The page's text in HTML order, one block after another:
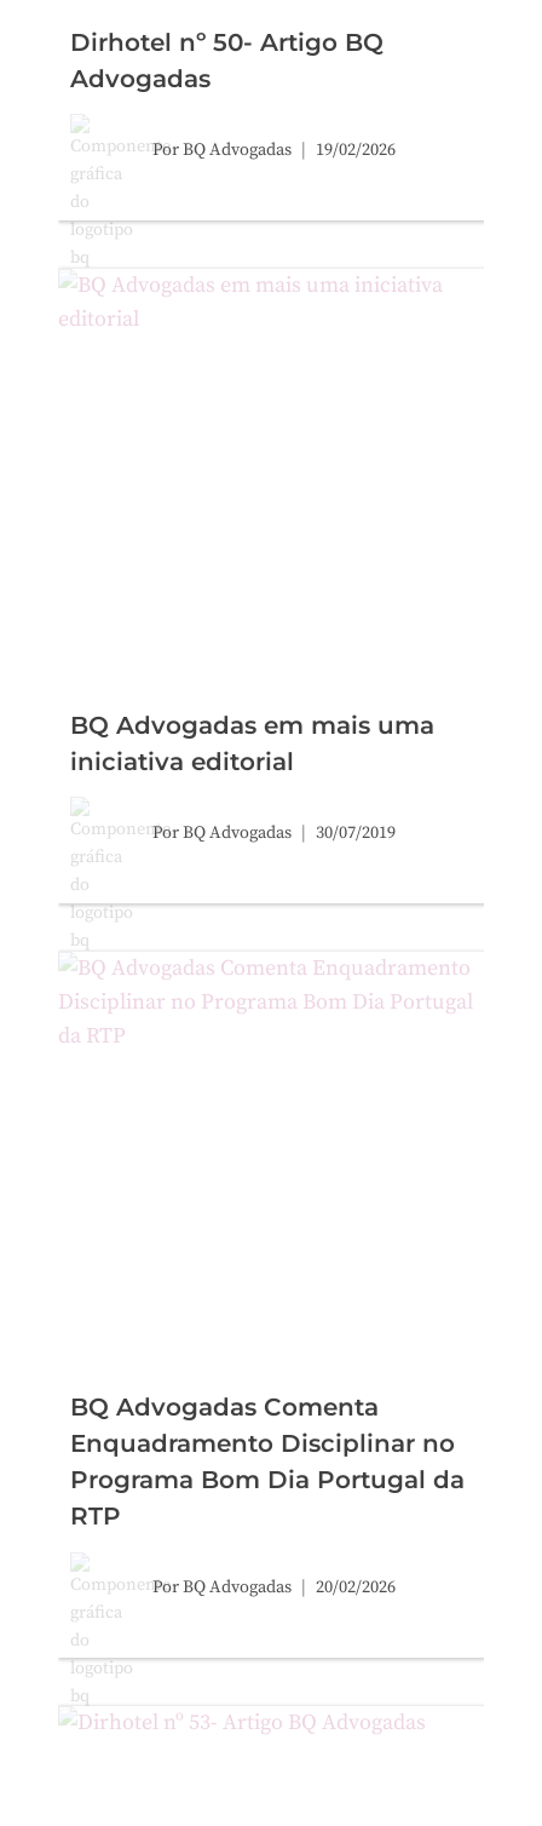
Dirhotel nº 50- Artigo BQ
Advogadas
PorBQ Advogadas 19/02/2026
BQ Advogadas em mais uma
iniciativa editorial
PorBQ Advogadas 30/07/2019
BQ Advogadas Comenta
Enquadramento Disciplinar no
Programa Bom Dia Portugal da
RTP
PorBQ Advogadas 20/02/2026